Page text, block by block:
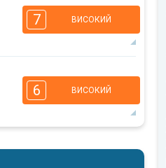
16:00
3
18:00
34°
7 ВИСОКИЙ
4
16:00
3
35°макс.
6 ВИСОКИЙ
3
2